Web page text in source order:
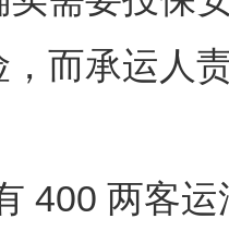
而承运人
400 两客